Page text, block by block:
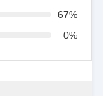
67%
0%